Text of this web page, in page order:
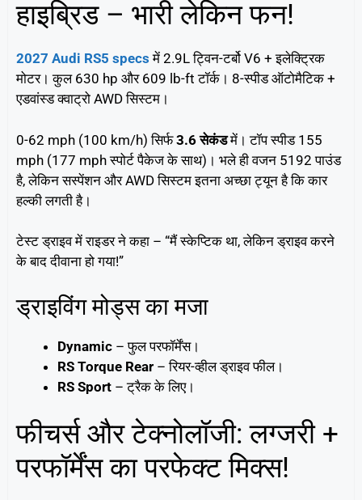
हाइब्रिड – भारी लेकिन फन!
2027 Audi RS5 specs में 2.9L ट्विन-टर्बो V6 + इलेक्ट्रिक
मोटर। कुल 630 hp और 609 lb-ft टॉर्क। 8-स्पीड ऑटोमैटिक +
एडवांस्ड क्वाट्रो AWD सिस्टम।
0-62 mph (100 km/h) सिर्फ3.6 सेकंडमें। टॉप स्पीड 155
mph (177 mph स्पोर्ट पैकेज के साथ)। भले ही वजन 5192 पाउंड
है, लेकिन सस्पेंशन और AWD सिस्टम इतना अच्छा ट्यून है कि कार
हल्की लगती है।
टेस्ट ड्राइव में राइडर ने कहा – “मैं स्केप्टिक था, लेकिन ड्राइव करने
के बाद दीवाना हो गया!”
ड्राइविंग मोड्स का मजा
Dynamic – फुल परफॉर्मेंस।
RS Torque Rear – रियर-व्हील ड्राइव फील।
RS Sport – ट्रैक के लिए।
फीचर्स और टेक्नोलॉजी: लग्जरी +
परफॉर्मेंस का परफेक्ट मिक्स!